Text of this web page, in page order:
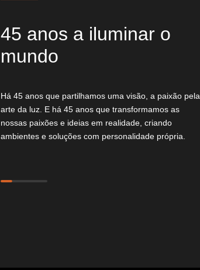
45 anos a iluminar o
mundo
Há 45 anos que partilhamos uma visão, a paixão pela
arte da luz. E há 45 anos que transformamos as
nossas paixões e ideias em realidade, criando
ambientes e soluções com personalidade própria.